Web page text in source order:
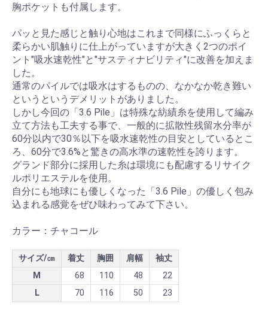
胸ポケットも付属します。
パッと見た感じと触り心地はこれまで同様にふっくらと
柔らかい肌触りに仕上がっていますが大きく2つのポイ
ント"吸水速乾性"と"サスティナビリティ"に改善を加えま
した。
通常のパイルでは吸水はするものの、なかなか乾き難い
というというデメリットがありました。
しかし今回の「3.6 Pile」は特殊な紡績糸を使用して編み
立て方法も工夫する事で、一般的に拡散性残留水分率が
60分以内で30％以下を吸水速乾性の目安としているとこ
ろ、60分で3.6%と驚きの高水準の速乾性を誇ります。
グランド部分に採用した糸は環境にも配慮するリサイク
ルポリエステルを使用。
自分にも地球にも優しくなった「3.6 Pile」の優しく包み
込まれる感覚をぜひ味わってみて下さい。
カラー：チャコール
サイズ/㎝ 着丈 胸囲 肩幅
袖丈
M
68 110 48
22
L
70 116 50 23